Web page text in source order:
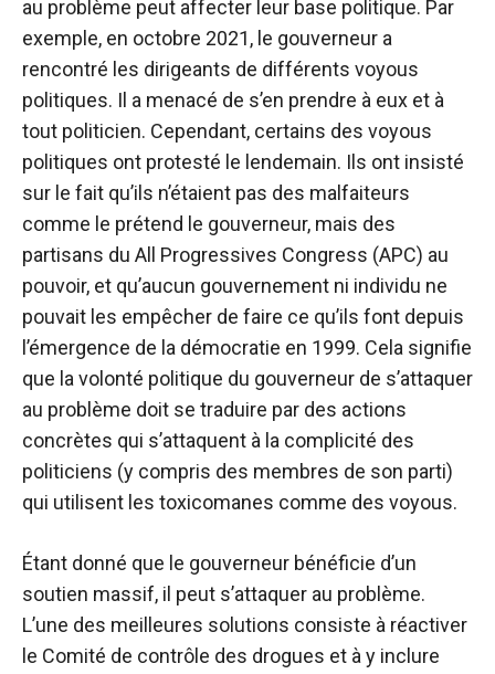
au problème peut affecter leur base politique. Par
exemple, en octobre 2021, le gouverneur a
rencontré les dirigeants de différents voyous
politiques. Il a menacé de s’en prendre à eux et à
tout politicien. Cependant, certains des voyous
politiques ont protesté le lendemain. Ils ont insisté
sur le fait qu’ils n’étaient pas des malfaiteurs
comme le prétend le gouverneur, mais des
partisans du All Progressives Congress (APC) au
pouvoir, et qu’aucun gouvernement ni individu ne
pouvait les empêcher de faire ce qu’ils font depuis
l’émergence de la démocratie en 1999. Cela signifie
que la volonté politique du gouverneur de s’attaquer
au problème doit se traduire par des actions
concrètes qui s’attaquent à la complicité des
politiciens (y compris des membres de son parti)
qui utilisent les toxicomanes comme des voyous.
Étant donné que le gouverneur bénéficie d’un
soutien massif, il peut s’attaquer au problème.
L’une des meilleures solutions consiste à réactiver
le Comité de contrôle des drogues et à y inclure